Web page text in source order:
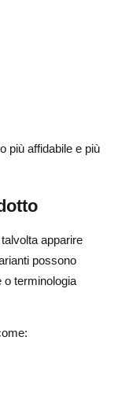
più affidabile e più
apparire
possono
o terminologia